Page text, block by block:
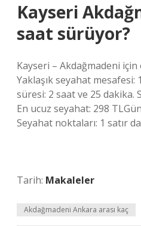
Kayseri
saat sürüyor?
Kayseri – Akdağmadeni
Yaklaşık seyahat mesafesi:
süresi: 2 saat ve 25 dakika.
En ucuz seyahat: 298
Seyahat noktaları: 1 satır
Tarih: Makaleler
Akdağmadeni Ankara arası kaç